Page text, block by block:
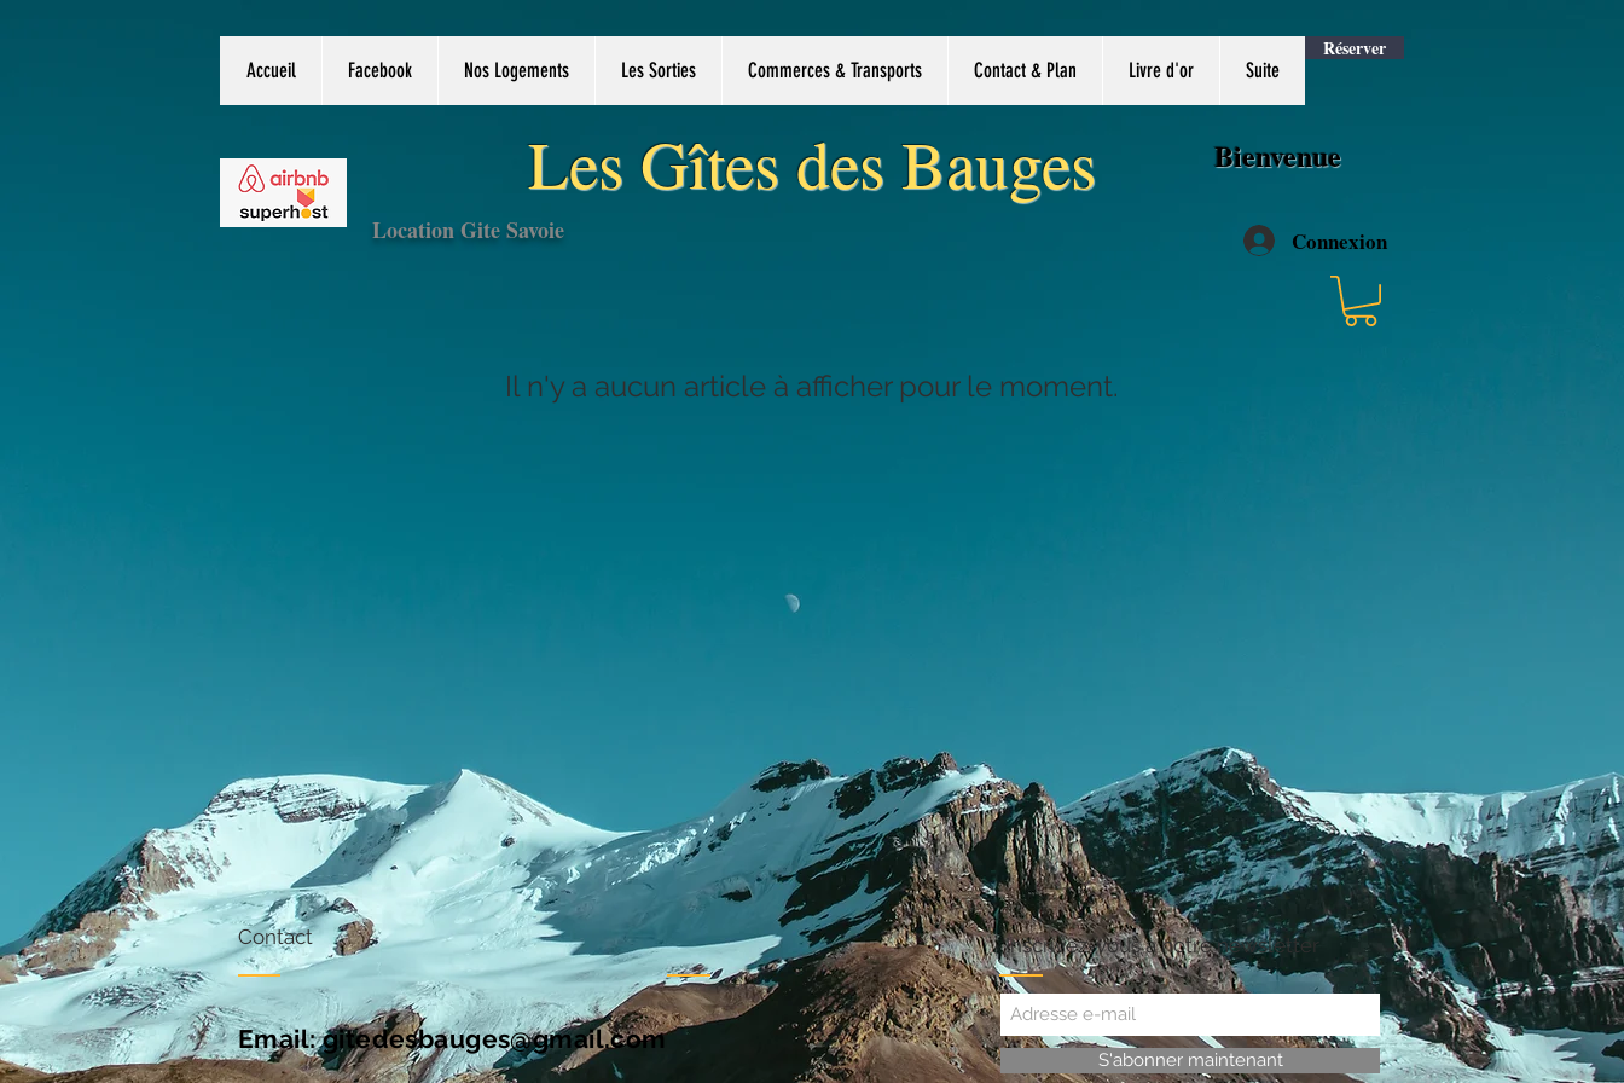
Accueil Facebook Nos Logements Les Sorties Commerces & Transports Contact & Plan Livre d'or Suite
Réserver
Les Gîtes des Bauges
Location Gite Savoie
​Bienvenue
Il n'y a aucun article à afficher pour le moment.
Connexion
Inscrivez-vous à notre newsletter
Contact
S'abonner maintenant
Email:gitedesbauges@gmail.com